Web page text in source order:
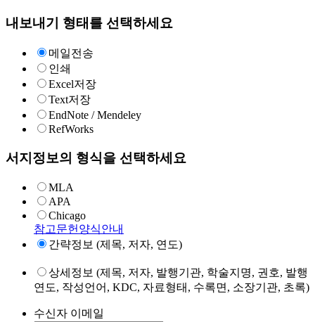
내보내기 형태를 선택하세요
메일전송
인쇄
Excel저장
Text저장
EndNote / Mendeley
RefWorks
서지정보의 형식을 선택하세요
MLA
APA
Chicago
참고문헌양식안내
간략정보 (제목, 저자, 연도)
상세정보 (제목, 저자, 발행기관, 학술지명, 권호, 발행
연도, 작성언어, KDC, 자료형태, 수록면, 소장기관, 초록)
수신자 이메일